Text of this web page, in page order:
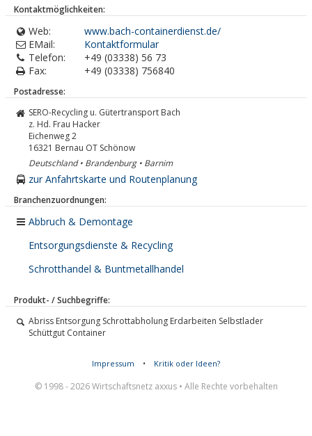
Kontaktmöglichkeiten:
Web:
www.bach-containerdienst.de/
EMail:
Kontaktformular
Telefon:
+49 (03338) 56 73
Fax:
+49 (03338) 756840
Postadresse:
SERO-Recycling u. Gütertransport Bach
z. Hd. Frau Hacker
Eichenweg 2
16321 Bernau OT Schönow
Deutschland • Brandenburg • Barnim
zur Anfahrtskarte und Routenplanung
Branchenzuordnungen:
Abbruch & Demontage
Entsorgungsdienste & Recycling
Schrotthandel & Buntmetallhandel
Produkt- / Suchbegriffe:
Abriss Entsorgung Schrottabholung Erdarbeiten Selbstlader
Schüttgut Container
Impressum • Kritik oder Ideen?
© 1998 - 2026 Wirtschaftsnetz axxus • Alle Rechte vorbehalten